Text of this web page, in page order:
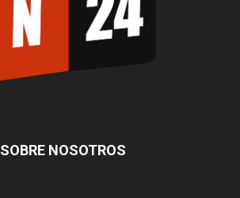
SOBRE NOSOTROS